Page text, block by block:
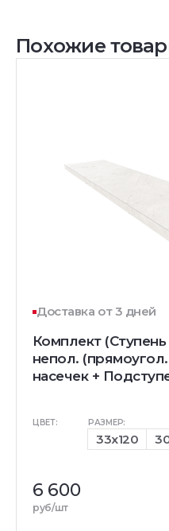
Похожие
Доставка от 3 дней
Комплект (Ступень
непол.
насечек +
ЦВЕТ: РАЗМЕР:
33x120
6 600
руб/шт